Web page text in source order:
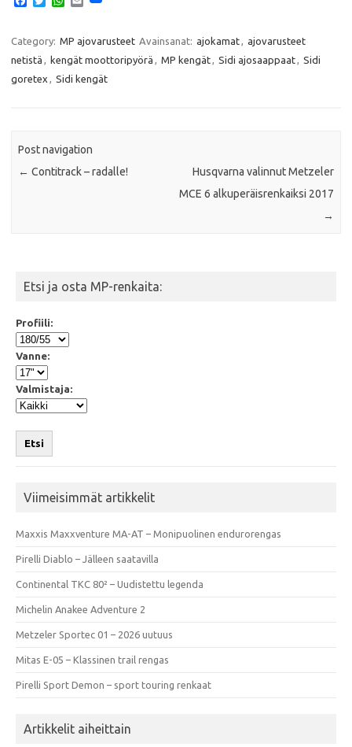
e
o
o
t
e
r
t
A
p
i
Category: MP ajovarusteet Avainsanat: ajokamat, ajovarusteet
netistä , kengät moottoripyörä , MP kengät, Sidi ajosaappaat, Sidi
goretex , Sidi kengät
Post navigation
← Contitrack – radalle!
Husqvarna valinnut Metzeler
MCE 6 alkuperäisrenkaiksi 2017
→
Etsi ja osta MP-renkaita:
Profiili:
Vanne:
Valmistaja:
Etsi
Viimeisimmät artikkelit
Maxxis Maxxventure MA-AT – Monipuolinen endurorengas
Pirelli Diablo – Jälleen saatavilla
Continental TKC 80² – Uudistettu legenda
Michelin Anakee Adventure 2
Metzeler Sportec 01 – 2026 uutuus
Mitas E-05 – Klassinen trail rengas
Pirelli Sport Demon – sport touring renkaat
Artikkelit aiheittain